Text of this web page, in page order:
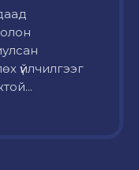
үйлчилгээг